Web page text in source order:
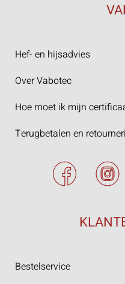
Hef- en hijsadvies
Over Vabotec
Hoe moet ik mijn
Terugbetalen en
Bestelservice